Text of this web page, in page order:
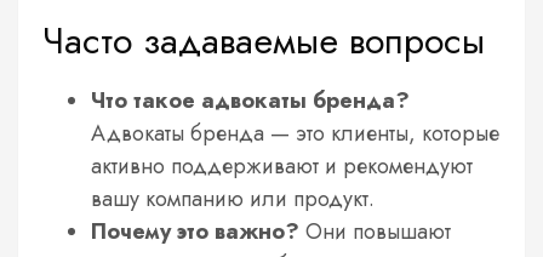
Часто задаваемые вопросы
Что такое адвокаты бренда?
Адвокаты бренда — это клиенты, которые
активно поддерживают и рекомендуют
вашу компанию или продукт.
Почему это важно? Они повышают